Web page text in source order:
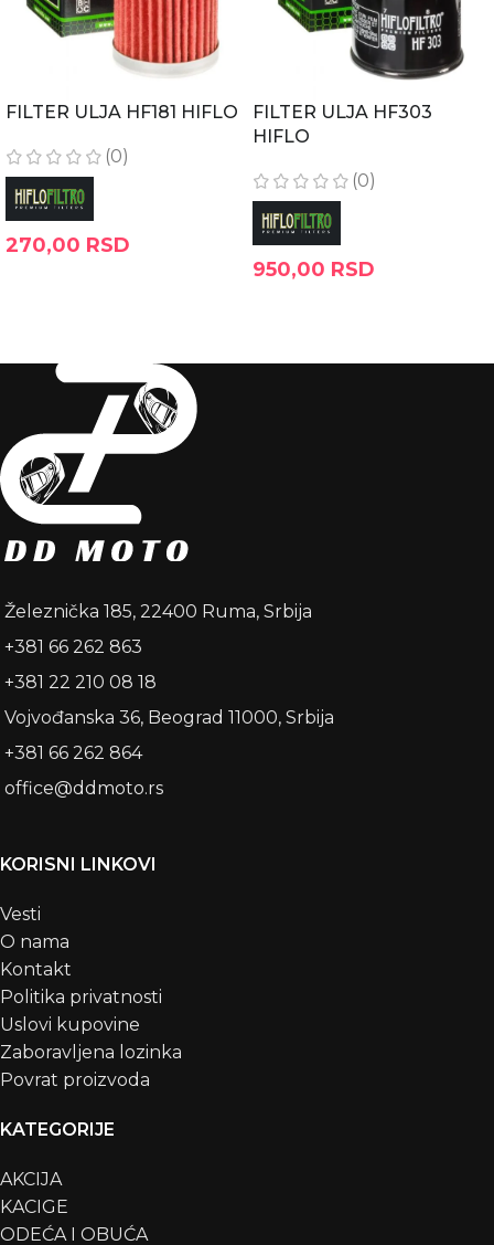
FILTER ULJA HF181 HIFLO
(0)
270,00 RSD
FILTER ULJA HF303
HIFLO
(0)
950,00 RSD
Železnička 185, 22400 Ruma, Srbija
+381 66 262 863
+381 22 210 08 18
Vojvođanska 36, Beograd 11000, Srbija
+381 66 262 864
office@ddmoto.rs
KORISNI LINKOVI
Vesti
O nama
Kontakt
Politika privatnosti
Uslovi kupovine
Zaboravljena lozinka
Povrat proizvoda
KATEGORIJE
AKCIJA
KACIGE
ODEĆA I OBUĆA